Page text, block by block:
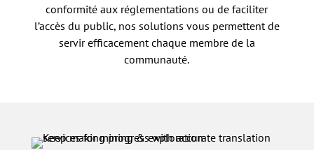
conformité aux réglementations ou de faciliter
l’accès du public, nos solutions vous permettent de
servir efficacement chaque membre de la
communauté.